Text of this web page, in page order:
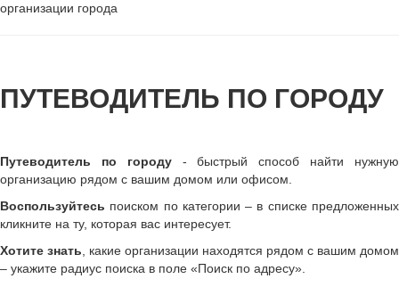
организации города
ПУТЕВОДИТЕЛЬ ПО ГОРОДУ
Путеводитель по городу- быстрый способ найти нужную
организацию рядом с вашим домом или офисом.
Воспользуйтесь поиском по категории – в списке предложенных
кликните на ту, которая вас интересует.
Хотите знать , какие организации находятся рядом с вашим домом
– укажите радиус поиска в поле «Поиск по адресу».